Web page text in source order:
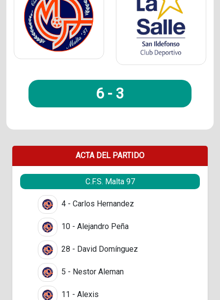
6 - 3
ACTA DEL PARTIDO
C.F.S. Malta 97
4 - Carlos Hernandez
10 - Alejandro Peña
28 - David Domínguez
5 - Nestor Aleman
11 - Alexis